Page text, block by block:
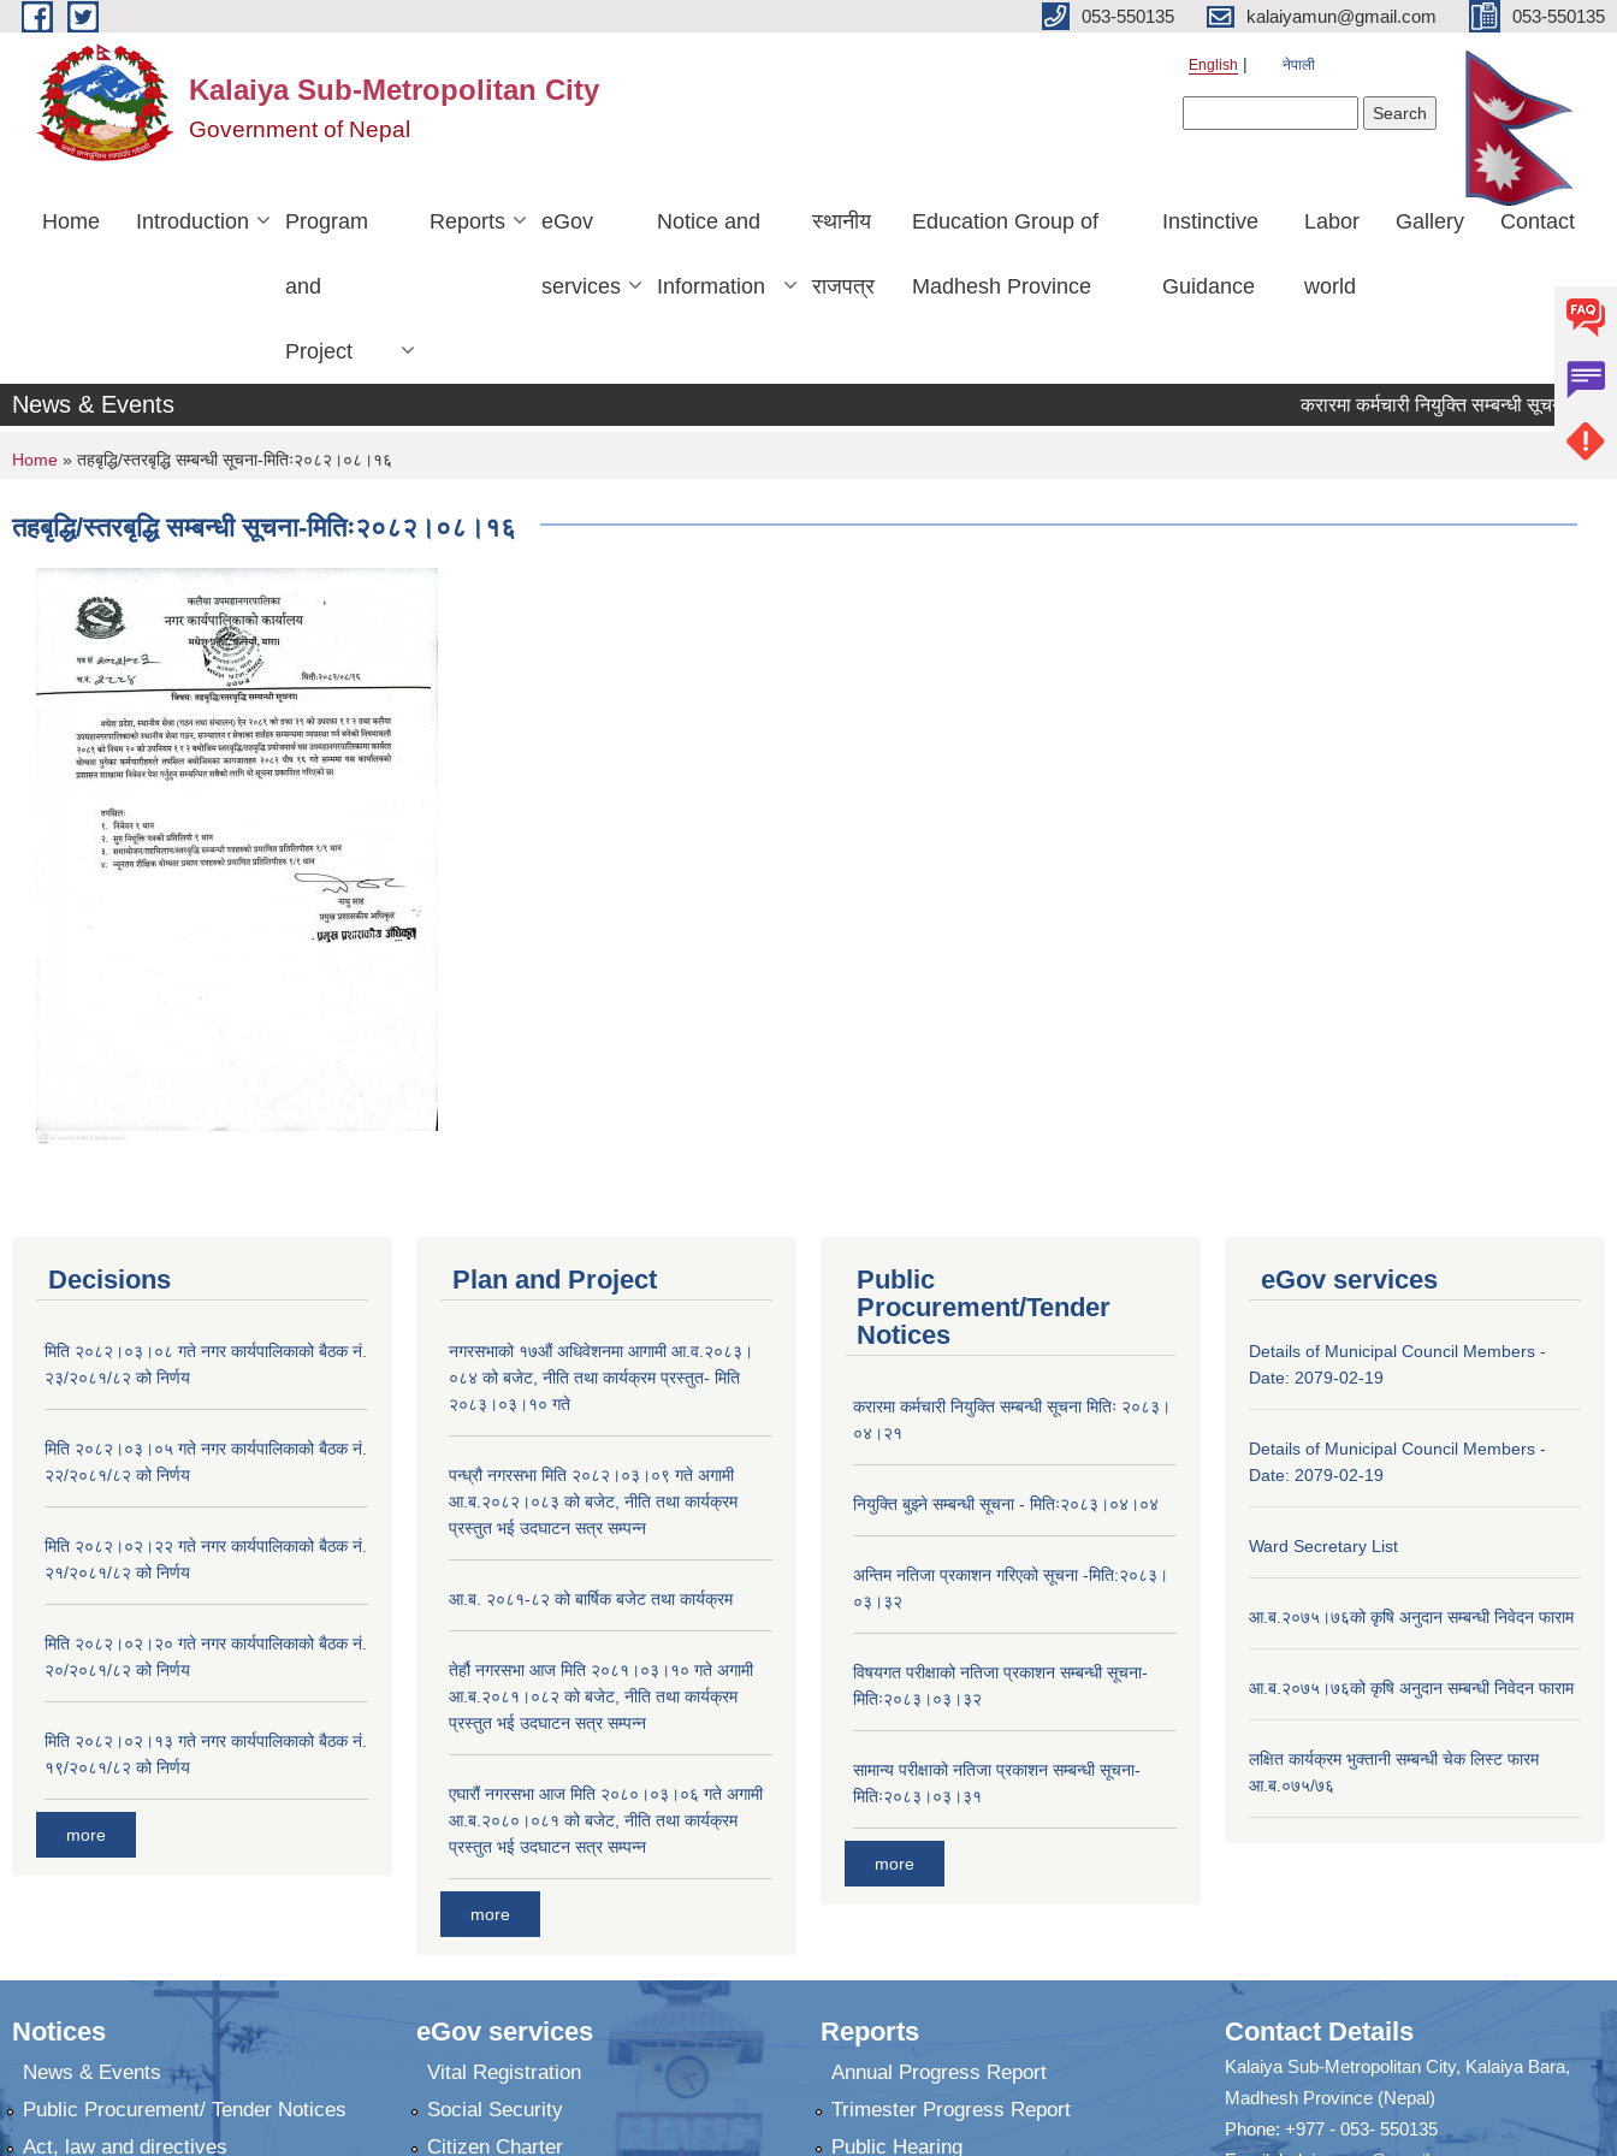
Skip to main content 053-550135 kalaiyamun@gmail.com 053-550135
Kalaiya Sub-Metropolitan City
Government of Nepal
English नेपाली
Home Introduction Program
and
Project
Reports eGov
services
Notice and
Information
स्थानीय
राजपत्र
Education Group of
Madhesh Province
Instinctive
Guidance
Labor
world
Gallery Contact
News & Events करारमा कर्मचारी नियुक्ति सम्बन्धी सूचना मितिः
You are here
Home » तहबृद्धि/स्तरबृद्धि सम्बन्धी सूचना-मितिः२०८२।०८।१६
तहबृद्धि/स्तरबृद्धि सम्बन्धी सूचना-मितिः२०८२।०८।१६
Decisions
मिति २०८२।०३।०८ गते नगर कार्यपालिकाको बैठक नं.
२३/२०८१/८२ को निर्णय
मिति २०८२।०३।०५ गते नगर कार्यपालिकाको बैठक नं.
२२/२०८१/८२ को निर्णय
मिति २०८२।०२।२२ गते नगर कार्यपालिकाको बैठक नं.
२१/२०८१/८२ को निर्णय
मिति २०८२।०२।२० गते नगर कार्यपालिकाको बैठक नं.
२०/२०८१/८२ को निर्णय
मिति २०८२।०२।१३ गते नगर कार्यपालिकाको बैठक नं.
१९/२०८१/८२ को निर्णय
more
Plan and Project
नगरसभाको १७औं अधिवेशनमा आगामी आ.व.२०८३।
०८४ को बजेट, नीति तथा कार्यक्रम प्रस्तुत- मिति
२०८३।०३।१० गते
पन्ध्रौ नगरसभा मिति २०८२।०३।०९ गते अगामी
आ.ब.२०८२।०८३ को बजेट, नीति तथा कार्यक्रम
प्रस्तुत भई उदघाटन सत्र सम्पन्न
आ.ब. २०८१-८२ को बार्षिक बजेट तथा कार्यक्रम
तेर्हौ नगरसभा आज मिति २०८१।०३।१० गते अगामी
आ.ब.२०८१।०८२ को बजेट, नीति तथा कार्यक्रम
प्रस्तुत भई उदघाटन सत्र सम्पन्न
एघारौं नगरसभा आज मिति २०८०।०३।०६ गते अगामी
आ.ब.२०८०।०८१ को बजेट, नीति तथा कार्यक्रम
प्रस्तुत भई उदघाटन सत्र सम्पन्न
more
Public
Procurement/Tender
Notices
करारमा कर्मचारी नियुक्ति सम्बन्धी सूचना मितिः २०८३।
०४।२१
नियुक्ति बुझ्ने सम्बन्धी सूचना - मितिः२०८३।०४।०४
अन्तिम नतिजा प्रकाशन गरिएको सूचना -मिति:२०८३।
०३।३२
विषयगत परीक्षाको नतिजा प्रकाशन सम्बन्धी सूचना-
मितिः२०८३।०३।३२
सामान्य परीक्षाको नतिजा प्रकाशन सम्बन्धी सूचना-
मितिः२०८३।०३।३१
more
eGov services
Details of Municipal Council Members -
Date: 2079-02-19
Details of Municipal Council Members -
Date: 2079-02-19
Ward Secretary List
आ.ब.२०७५।७६को कृषि अनुदान सम्बन्धी निवेदन फाराम
आ.ब.२०७५।७६को कृषि अनुदान सम्बन्धी निवेदन फाराम
लक्षित कार्यक्रम भुक्तानी सम्बन्धी चेक लिस्ट फारम
आ.ब.०७५/७६
Notices
News & Events
Public Procurement/ Tender Notices
Act, law and directives
eGov services
Vital Registration
Social Security
Citizen Charter
Reports
Annual Progress Report
Trimester Progress Report
Public Hearing
Contact Details
Kalaiya Sub-Metropolitan City, Kalaiya Bara,
Madhesh Province (Nepal)
Phone: +977 - 053- 550135